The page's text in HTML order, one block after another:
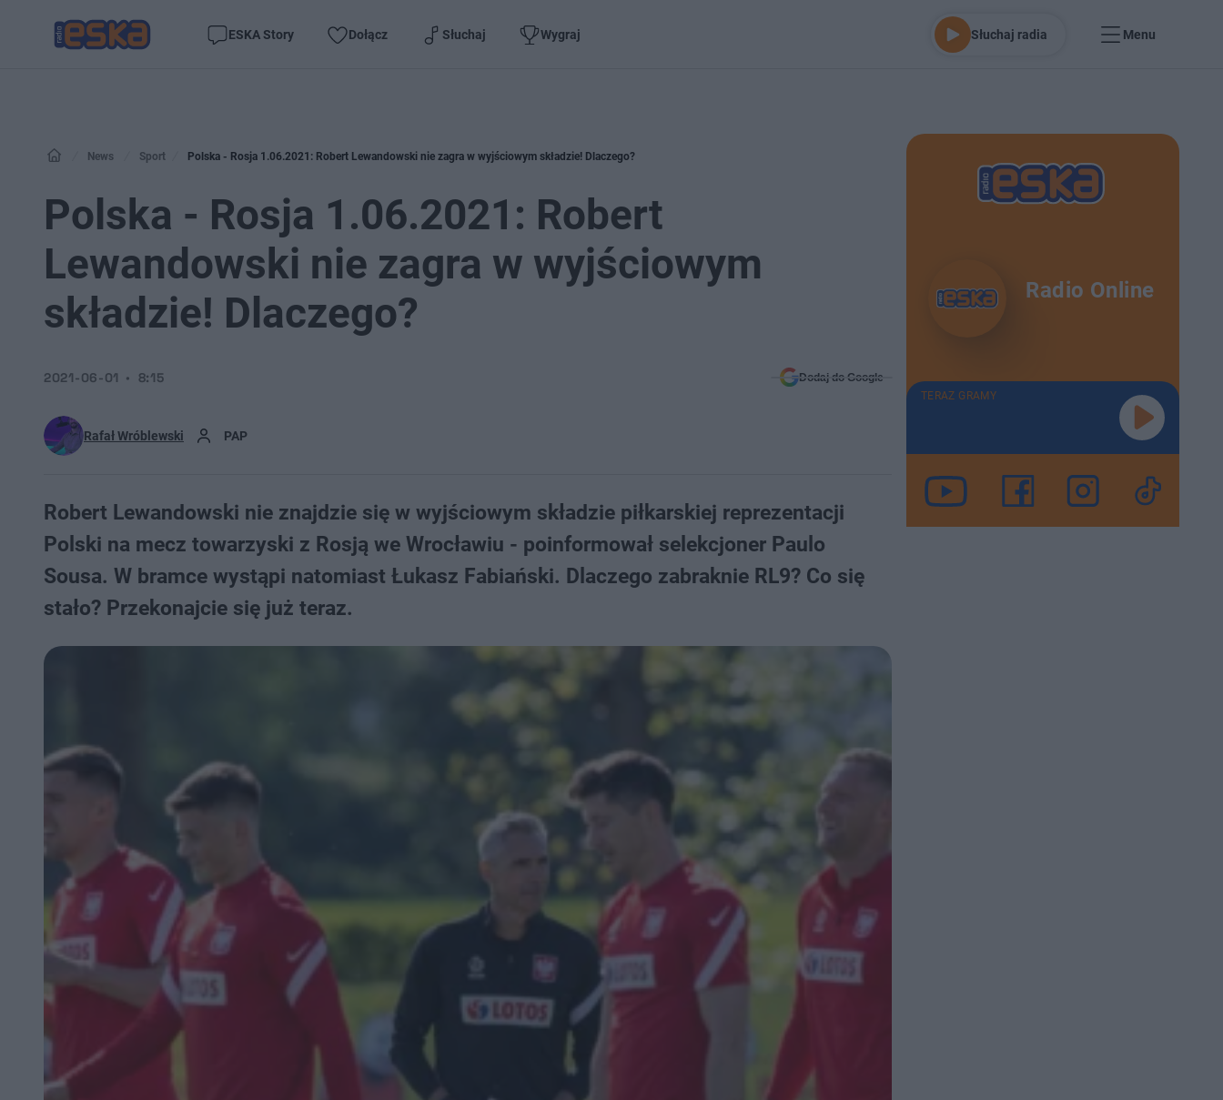
ESKA Story Dołącz Słuchaj Wygraj Słuchaj radia Menu
News Sport Polska - Rosja 1.06.2021: Robert Lewandowski nie zagra w wyjściowym składzie! Dlaczego?
Polska - Rosja 1.06.2021: Robert
Lewandowski nie zagra w wyjściowym
składzie! Dlaczego?
Rafał Wróblewski PAP
2021-06-01 8:15 Dodaj do Google
Robert Lewandowski nie znajdzie się w wyjściowym składzie piłkarskiej reprezentacji
Polski na mecz towarzyski z Rosją we Wrocławiu - poinformował selekcjoner Paulo
Sousa. W bramce wystąpi natomiast Łukasz Fabiański. Dlaczego zabraknie RL9? Co się
stało? Przekonajcie się już teraz.
Radio Online
TERAZ GRAMY